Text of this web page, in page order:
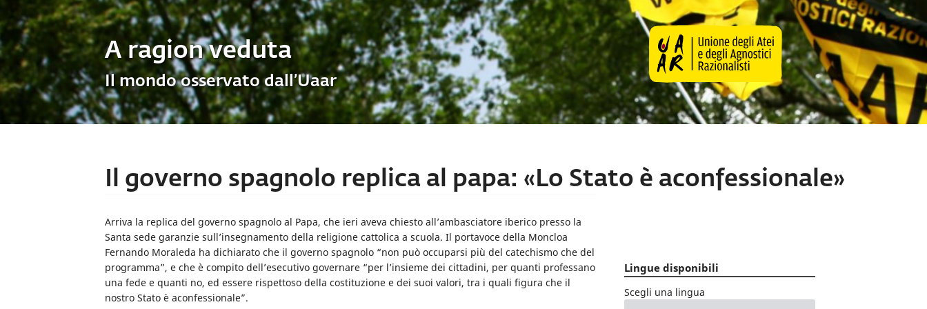
A ragion veduta
Il mondo osservato dall’Uaar
Il governo spagnolo replica al papa: «Lo Stato è aconfessionale»
Arriva la replica del governo spagnolo al Papa, che ieri aveva chiesto all’ambasciatore iberico presso la
Santa sede garanzie sull’insegnamento della religione cattolica a scuola. Il portavoce della Moncloa
Fernando Moraleda ha dichiarato che il governo spagnolo “non può occuparsi più del catechismo che del
programma”, e che è compito dell’esecutivo governare “per l’insieme dei cittadini, per quanti professano
una fede e quanti no, ed essere rispettoso della costituzione e dei suoi valori, tra i quali figura che il
nostro Stato è aconfessionale”.
Lingue disponibili
Scegli una lingua